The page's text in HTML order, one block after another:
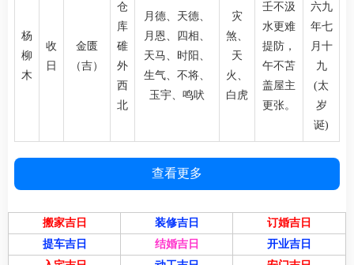
杨
柳
木
收
日
金匮
（吉）
仓
库
碓
外
西
北
月德、天德、
月恩、四相、
天马、时阳、
生气、不将、
玉宇、鸣吠
灾
煞、
天
火、
白虎
壬不汲
水更难
提防，
午不苫
盖屋主
更张。
六九
年七
月十
九
(太
岁
诞)
查看更多
搬家吉日 装修吉日
订婚吉日
提车吉日
结婚吉日
开业吉日